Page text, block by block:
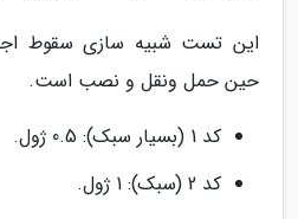
این تست شبیه سازی سقوط
حین حمل ونقل و نصب است.
کد 1 (بسیار سبک): 0.5 ژول.
کد 2 (سبک): 1 ژول.